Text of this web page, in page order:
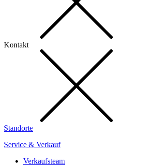
Kontakt
Standorte
Service & Verkauf
Verkaufsteam